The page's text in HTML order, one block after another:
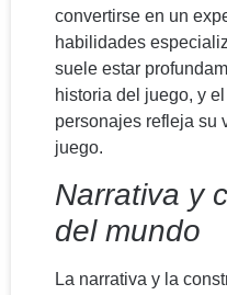
convertirse en un
habilidades
suele estar
historia del juego, y
personajes refleja su
juego.
Narrativa y
del mundo
La narrativa y la